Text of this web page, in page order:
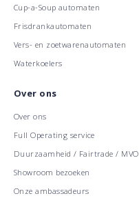
Cup-a-Soup automaten
Frisdrankautomaten
Vers- en zoetwarenautomaten
Waterkoelers
Over ons
Over ons
Full Operating service
Duurzaamheid / Fairtrade / MVO
Showroom bezoeken
Onze ambassadeurs